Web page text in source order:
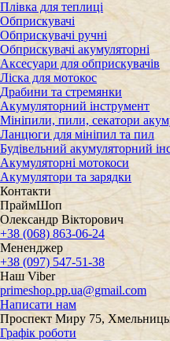
Плівка для теплиці
Обприскувачі
Обприскувачі ручні
Обприскувачі акумуляторні
Аксесуари для обприскувачів
Ліска для мотокос
Драбини та стремянки
Акумуляторний інструмент
Мініпили, пили, секатори
Ланцюги для мініпил та пил
Будівельний акумуляторний
Акумуляторні мотокоси
Акумулятори та зарядки
Контакти
ПраймШоп
Олександр Вікторович
+38 (068) 863-06-24
Мененджер
+38 (097) 547-51-38
Наш Viber
primeshop.pp.ua@gmail.com
Написати нам
Проспект Миру 75,
Графік роботи